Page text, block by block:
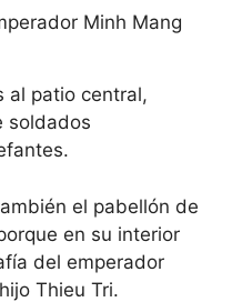
al patio central,
soldados
el pabellón de
en su interior
del emperador
Thieu Tri.